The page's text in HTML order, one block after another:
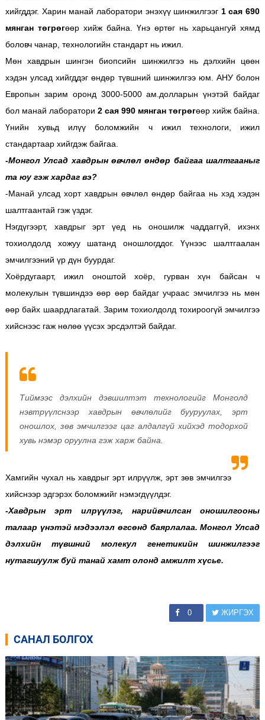
хийгддэг. Харин манай лаборатори энэхүү шинжилгээг 1 сая 690
мянган төгрөгөөр хийж байна. Үнэ өртөг нь харьцангуй хямд
боловч чанар, технологийн стандарт нь ижил.
Мөн хавдрын шингэн биопсийн шинжилгээ нь дэлхийн цөөн
хэдэн улсад хийгддэг өндөр түвшний шинжилгээ юм. АНУ болон
Европын зарим оронд 3000-5000 ам.долларын үнэтэй байдаг
бол манай лаборатори 2 сая 990 мянган төгрөгөөр хийж байна.
Үнийн хувьд илүү боломжийн ч ижил технологи, ижил
стандартаар хийгдэж байгаа.
-Монгол Улсад хавдрын өвчлөл өндөр байгаа шалтгааныг
та юу гэж хардаг вэ?
-Манай улсад хорт хавдрын өвчлөл өндөр байгаа нь хэд хэдэн
шалтгаантай гэж үздэг.
Нэгдүгээрт, хавдрыг эрт үед нь оношилж чаддаггүй, ихэнх
тохиолдолд хожуу шатанд оношлогддог. Үүнээс шалтгаалан
эмчилгээний үр дүн буурдаг.
Хоёрдугаарт, ижил оноштой хоёр, гурван хүн байсан ч
молекулын түвшиндээ өөр өөр байдаг учраас эмчилгээ нь мөн
өөр байх шаардлагатай. Зарим тохиолдолд тохироогүй эмчилгээ
хийснээс гаж нөлөө үүсэх эрсдэлтэй байдаг.
Тиймээс дэлхийн дэвшилтэт технологийг Монголд
нэвтрүүлснээр хавдрын өвчлөлийг бууруулах, эрт
оношлох, зөв эмчилгээг цаг алдалгүй хийхэд тодорхой
хувь нэмэр оруулна гэж харж байна.
Хамгийн чухал нь хавдрыг эрт илрүүлж, эрт зөв эмчилгээ
хийснээр эдгэрэх боломжийг нэмэгдүүлдэг.
-Хавдрын эрт илрүүлэг, нарийвчилсан оношилгооны
талаар үнэтэй мэдээлэл өгсөнд баярлалаа. Монгол Улсад
дэлхийн түвшний молекул генетикийн шинжилгээг
нутагшуулж буй танай хамт олонд амжилт хүсье.
0 ЖИРГЭХ
САНАЛ БОЛГОХ